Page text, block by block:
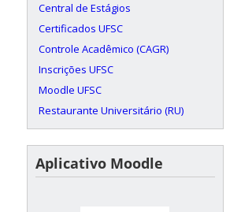
Central de Estágios
Certificados UFSC
Controle Acadêmico (CAGR)
Inscrições UFSC
Moodle UFSC
Restaurante Universitário (RU)
Aplicativo Moodle